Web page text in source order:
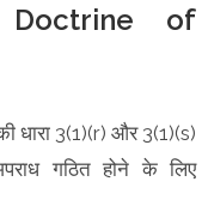
of
धारा 3(1)(r) और 3(1)(s)
गठित होने के लिए